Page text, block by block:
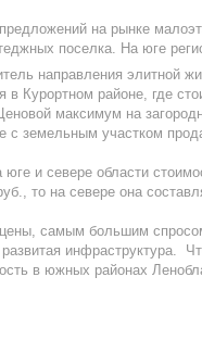
на рынке
поселка. На юге
направления
в Курортном районе, где
максимум на
с земельным участком
и севере области
то на севере она
самым большим
инфраструктура.
в южных районах